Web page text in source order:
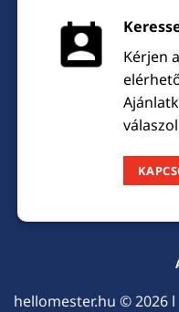
Kérjen
hellomester.hu © 2026 l